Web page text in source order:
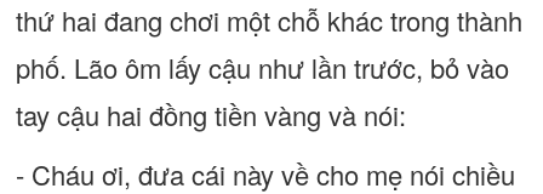
thứ hai đang chơi một chỗ khác trong thành
phố. Lão ôm lấy cậu như lần trước, bỏ vào
tay cậu hai đồng tiền vàng và nói:
- Cháu ơi, đưa cái này về cho mẹ nói chiều